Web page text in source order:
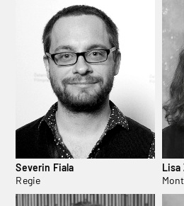
Severin Fiala
Regie
Lisa